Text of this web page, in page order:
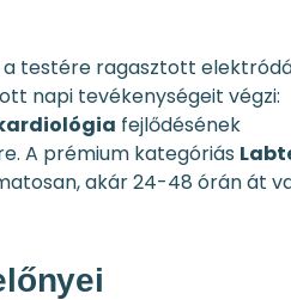
a testére ragasztott
napi tevékenységeit végzi:
fejlődésének
A prémium kategóriás
akár 24-48 órán át